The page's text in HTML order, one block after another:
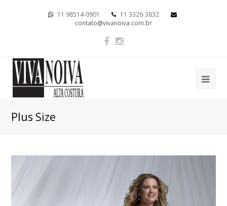
11 98514-0901
11 3326-3832
contato@vivanoiva.com.br
Plus Size